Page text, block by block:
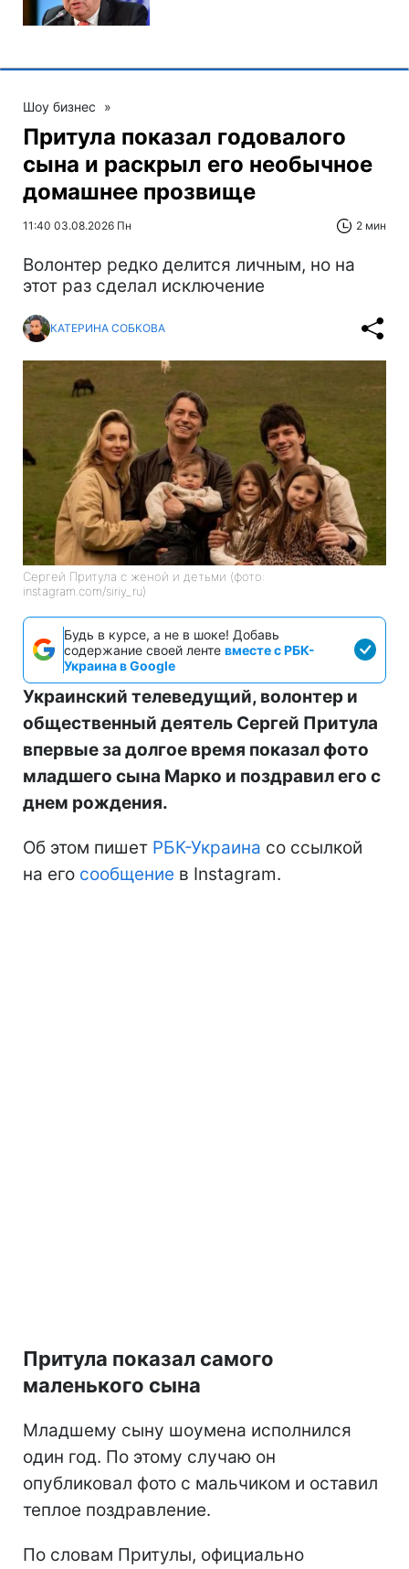
Шоу бизнес »
Притула показал годовалого
сына и раскрыл его необычное
домашнее прозвище
11:40 03.08.2026 Пн 2 мин
Волонтер редко делится личным, но на
этот раз сделал исключение
КАТЕРИНА СОБКОВА
Сергей Притула с женой и детьми (фото:
instagram.com/siriy_ru)
Будь в курсе, а не в шоке! Добавь
содержание своей ленте вместе с РБК-
Украина в Google
Украинский телеведущий, волонтер и
общественный деятель Сергей Притула
впервые за долгое время показал фото
младшего сына Марко и поздравил его с
днем рождения.
Об этом пишет РБК-Украина со ссылкой
на его сообщение в Instagram.
Притула показал самого
маленького сына
Младшему сыну шоумена исполнился
один год. По этому случаю он
опубликовал фото с мальчиком и оставил
теплое поздравление.
По словам Притулы, официально